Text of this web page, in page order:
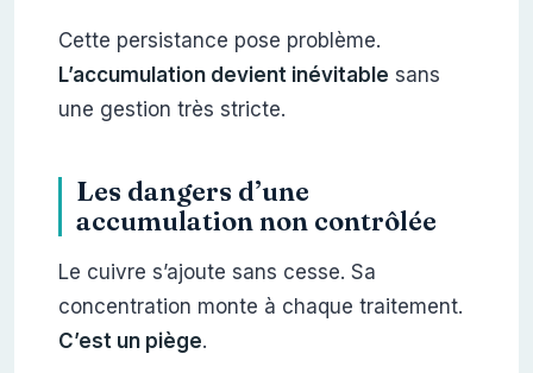
Cette persistance pose problème.
L’accumulation devient inévitable sans
une gestion très stricte.
Les dangers d’une
accumulation non contrôlée
Le cuivre s’ajoute sans cesse. Sa
concentration monte à chaque traitement.
C’est un piège.